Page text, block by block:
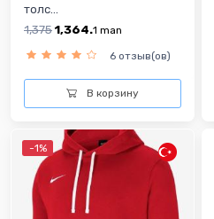
толс...
1,3751,364.1 man
6 отзыв(ов)
В корзину
-1%